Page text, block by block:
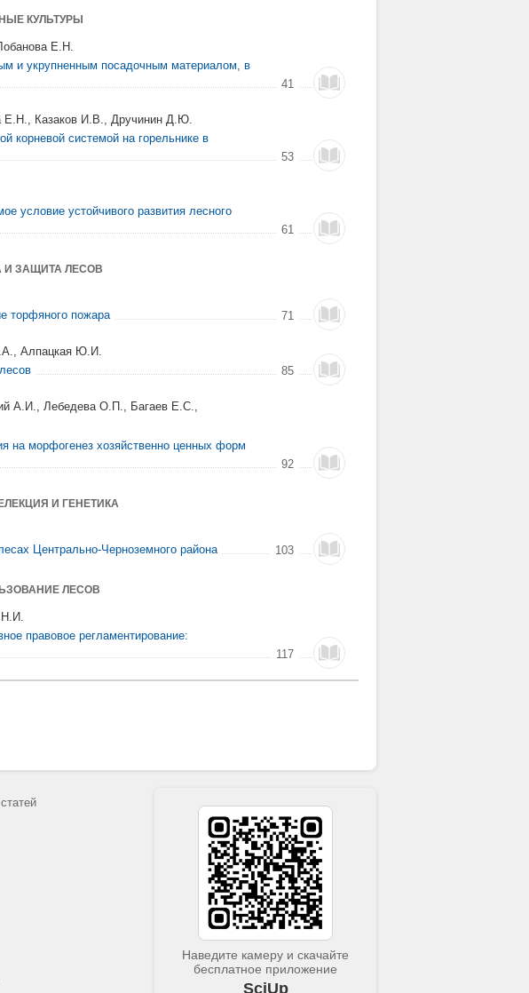
КУЛЬТУРЫ
Е.Н.
и укрупненным посадочным материалом, в
41
Е.Н., Казаков И.В., Дручинин Д.Ю.
корневой системой на горельнике в
53
условие устойчивого развития лесного
61
И ЗАЩИТА ЛЕСОВ
торфяного пожара
71
Алпацкая Ю.И.
85
А.И., Лебедева О.П., Багаев Е.С.,
на морфогенез хозяйственно ценных форм
92
И ГЕНЕТИКА
Центрально-Черноземного района
103
ЛЕСОВ
Н.И.
правовое регламентирование:
117
Наведите камеру и скачайте
бесплатное приложение
SciUp